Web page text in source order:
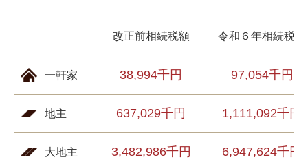
改正前相続税額 令和６年相続税額
一軒家 38,994千円 97,054千円
地主 637,029千円 1,111,092千円
大地主 3,482,986千円 6,947,624千円